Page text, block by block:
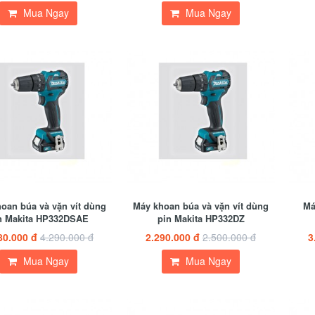
Mua Ngay
Mua Ngay
búa và vặn vít dùng
Makita HP332DSAE
đ 4.290.000 đ
Mua Ngay
Máy khoan búa và vặn vít dùng
pin Makita HP332DZ
2.290.000 đ 2.500.000 đ
Mua Ngay